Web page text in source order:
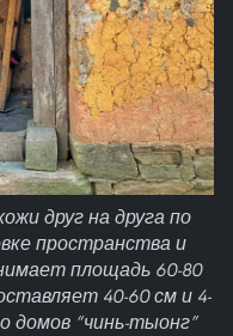
друг на друга по
пространства и
площадь 60-80
40-60 см и 4-
домов “чинь-тыонг”